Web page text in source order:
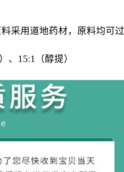
采用道地药材，原料均可
、 15:1
（醇提）